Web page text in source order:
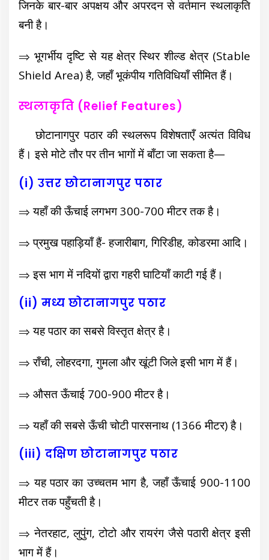
जिनके बार-बार अपक्षय और अपरदन से वर्तमान स्थलाकृति
बनी है।
⇒ भूगर्भीय दृष्टि से यह क्षेत्र स्थिर शील्ड क्षेत्र (Stable
Shield Area) है, जहाँ भूकंपीय गतिविधियाँ सीमित हैं।
स्थलाकृति (Relief Features)
छोटानागपुर पठार की स्थलरूप विशेषताएँ अत्यंत विविध
हैं। इसे मोटे तौर पर तीन भागों में बाँटा जा सकता है—
(i) उत्तर छोटानागपुर पठार
⇒ यहाँ की ऊँचाई लगभग 300-700 मीटर तक है।
⇒ प्रमुख पहाड़ियाँ हैं- हजारीबाग, गिरिडीह, कोडरमा आदि।
⇒ इस भाग में नदियों द्वारा गहरी घाटियाँ काटी गई हैं।
(ii) मध्य छोटानागपुर पठार
⇒ यह पठार का सबसे विस्तृत क्षेत्र है।
⇒ राँची, लोहरदगा, गुमला और खूंटी जिले इसी भाग में हैं।
⇒ औसत ऊँचाई 700-900 मीटर है।
⇒ यहाँ की सबसे ऊँची चोटी पारसनाथ (1366 मीटर) है।
(iii) दक्षिण छोटानागपुर पठार
⇒ यह पठार का उच्चतम भाग है, जहाँ ऊँचाई 900-1100
मीटर तक पहुँचती है।
⇒ नेतरहाट, लुपुंग, टोटो और रायरंग जैसे पठारी क्षेत्र इसी
भाग में हैं।